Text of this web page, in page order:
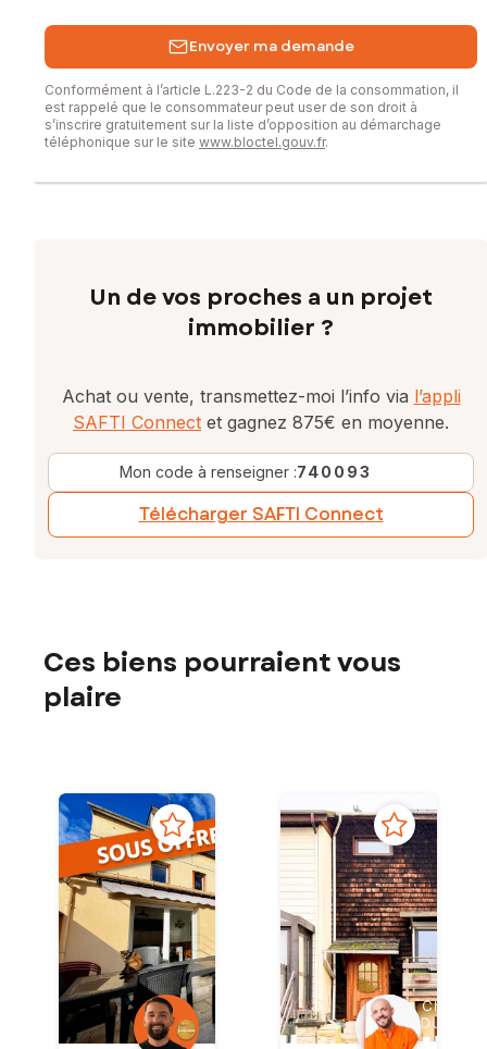
Envoyer ma demande
Conformément à l’article L.223-2 du Code de la consommation, il
est rappelé que le consommateur peut user de son droit à
s’inscrire gratuitement sur la liste d’opposition au démarchage
téléphonique sur le site www.bloctel.gouv.fr.
Un de vos proches a un projet
immobilier ?
Achat ou vente, transmettez-moi l’info via l’appli
SAFTI Connect et gagnez 875€ en moyenne.
Mon code à renseigner :740093
Télécharger SAFTI Connect
Ces biens pourraient vous
plaire